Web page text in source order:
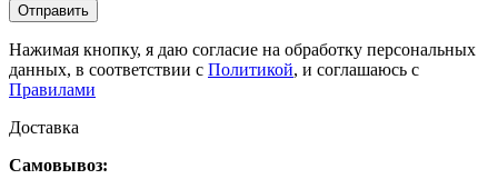
Отправить
Нажимая кнопку, я даю согласие на обработку персональных
данных, в соответствии с Политикой, и соглашаюсь с
Правилами
Доставка
Самовывоз: